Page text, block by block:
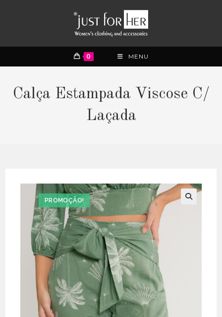
0 MENU
Calça Estampada Viscose C/
Laçada
PROMOÇÃO!